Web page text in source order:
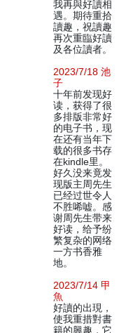
我再與好讀相
遇。期待重拾
讀趣，祝讀趣
再次重臨好讀
及各位讀者。
2023/7/18 池
子
十年前发现好
读，获得了很
多排版非常好
的电子书，现
在还有当年下
载的很多书存
在kindle里。
好久没来竟发
现版主周先生
已经过世令人
不胜唏嘘。感
谢周先生带来
好读，给予纷
繁复杂的网络
一方书香雅
地。
2023/7/14 甲
魚
好讀的出現，
使我重措對書
籍的興趣，它